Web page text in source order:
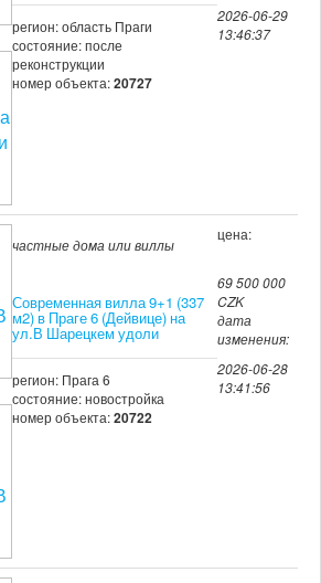
регион: область Праги
состояние: после
реконструкции
номер объекта:20727
2026-06-29
13:46:37
частные дома или виллы
Современная вилла 9+1 (337
м2) в Праге 6 (Дейвице) на
ул.В Шарецкем удоли
регион: Прага 6
состояние: новостройка
номер объекта:20722
цена:
69 500 000
CZK
дата
изменения:
2026-06-28
13:41:56